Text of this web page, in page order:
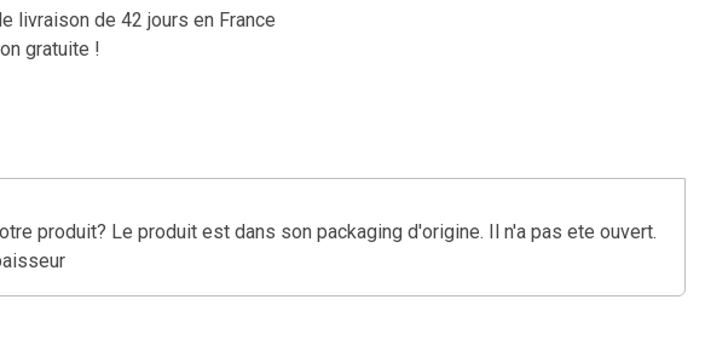
livraison de 42 jours en France
gratuite !
produit? Le produit est dans son packaging d'origine. Il n'a pas ete ouvert.